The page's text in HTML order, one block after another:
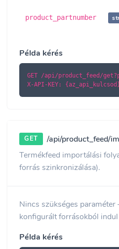
product_partnumber
Példa kérés
GET /api/product_feed/
X-API-KEY:
GET
/api/product_feed/
Termékfeed importálási
forrás szinkronizálása).
Nincs szükséges
konfigurált forrásokból indul
Példa kérés